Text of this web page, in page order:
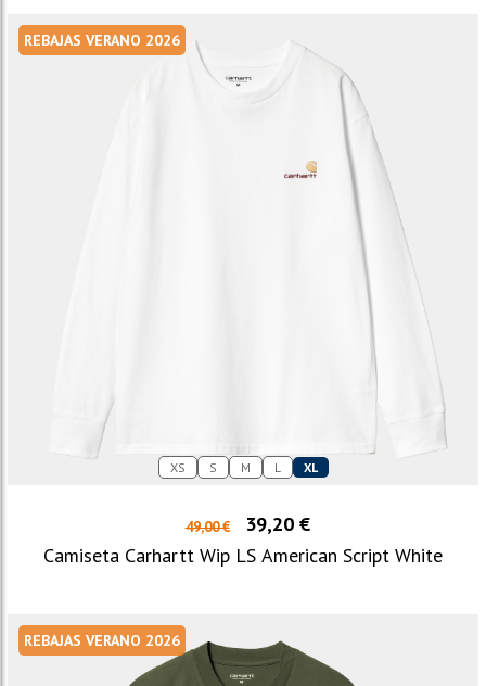
REBAJAS VERANO 2026
XS S M L XL
49,00 €
39,20 €
Camiseta Carhartt Wip LS American Script White
REBAJAS VERANO 2026